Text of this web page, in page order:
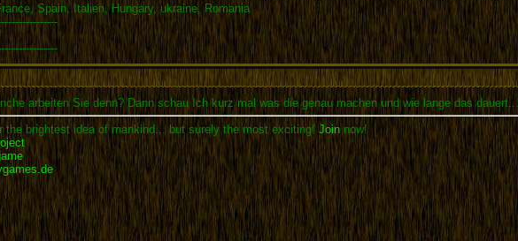
Spain, Italien, Hungary, ukraine, Romania
arbeiten Sie denn? Dann schau Ich kurz mal was die genau machen und wie lange das dauert...
the brightest idea of mankind... but surely the most exciting! Joinnow!